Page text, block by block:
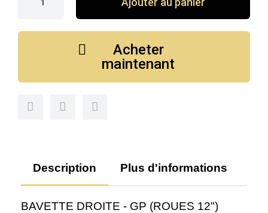
Acheter
maintenant
Description Plus d'informations
BAVETTE DROITE - GP (ROUES 12")